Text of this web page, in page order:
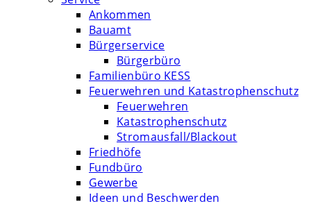
Ankommen
Bauamt
Bürgerservice
Bürgerbüro
Familienbüro KESS
Feuerwehren und Katastrophenschutz
Feuerwehren
Katastrophenschutz
Stromausfall/Blackout
Friedhöfe
Fundbüro
Gewerbe
Ideen und Beschwerden